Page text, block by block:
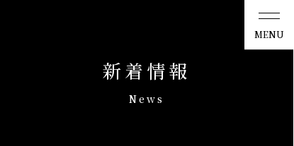
MENU
新着情報
News